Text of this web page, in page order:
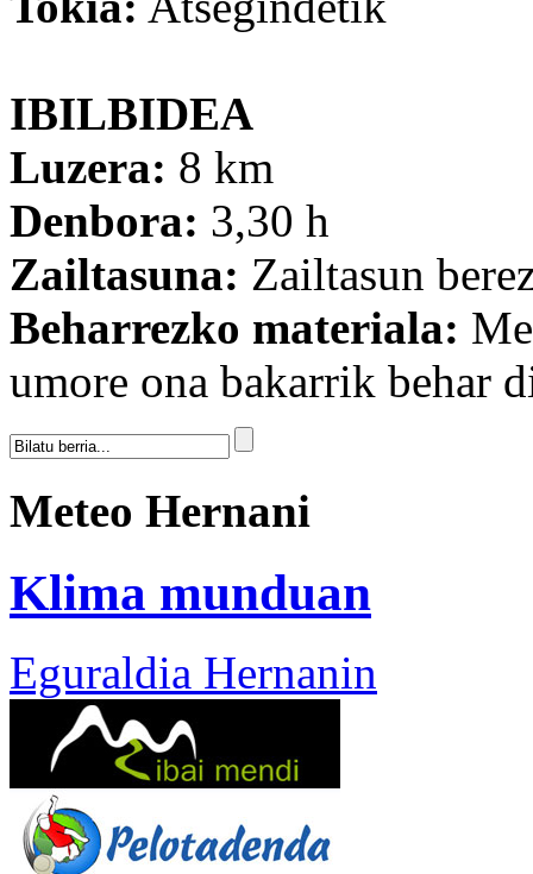
IBILBIDEA
Luzera: 8 km
Denbora: 3,30 h
Zailtasuna: Zailtasun
Beharrezko materiala:
umore ona bakarrik behar
Meteo Hernani
Klima munduan
Eguraldia Hernanin